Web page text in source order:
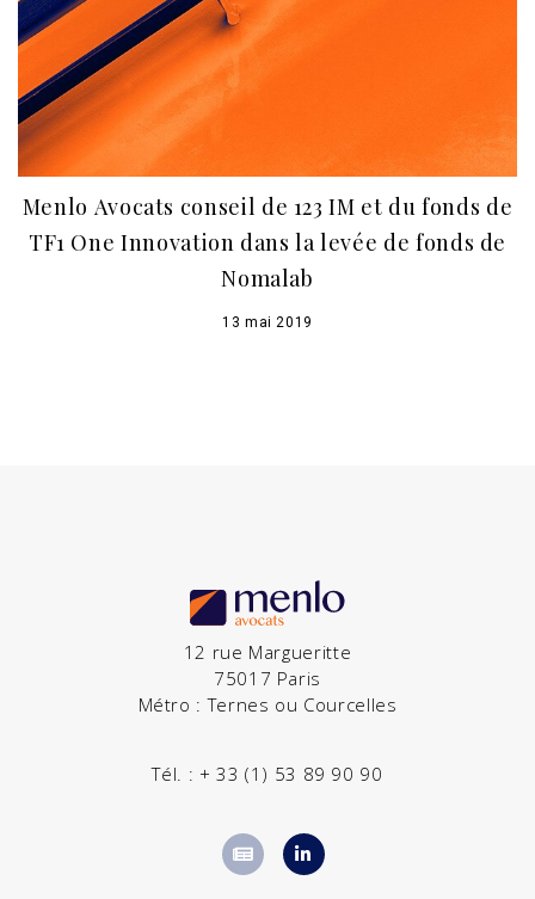
Menlo Avocats conseil de 123 IM et du fonds de
TF1 One Innovation dans la levée de fonds de
Nomalab
13 mai 2019
12 rue Margueritte
75017 Paris
Métro : Ternes ou Courcelles
Tél. : + 33 (1) 53 89 90 90